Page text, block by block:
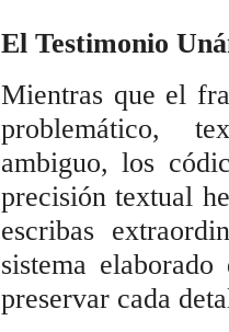
El Testimonio
Mientras que el
problemático,
ambiguo, los
precisión textual
escribas
sistema
preservar cada